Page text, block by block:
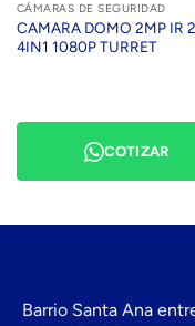
CÁMARAS DE SEGURIDAD
CAMARA DOMO 2MP IR
4IN1 1080P TURRET
COTIZAR
Barrio Santa Ana